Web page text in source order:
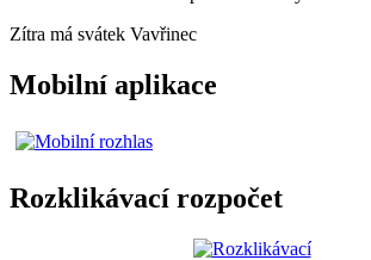
Zítra má svátek Vavřinec
Mobilní aplikace
Rozklikávací rozpočet